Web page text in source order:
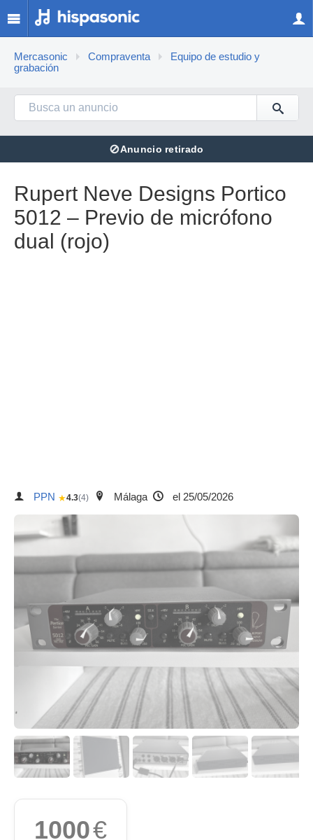
Mercasonic Compraventa
Equipo de estudio y
grabación
⊘Anuncio retirado
Rupert Neve Designs Portico
5012 – Previo de micrófono
dual (rojo)
PPN ★4.3(4) Málaga el 25/05/2026
1000€